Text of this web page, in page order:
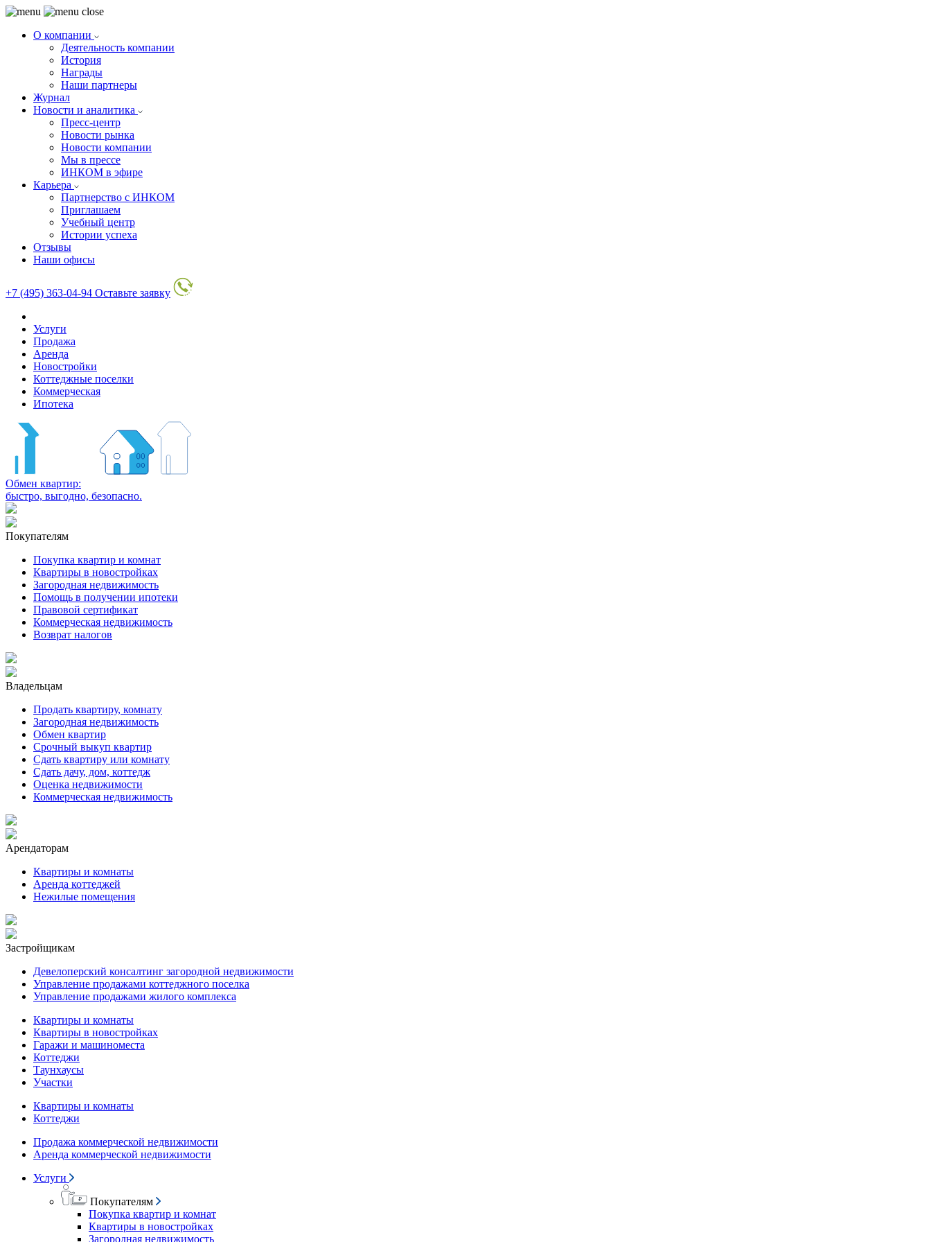
О компании
Деятельность компании
История
Награды
Наши партнеры
Журнал
Новости и аналитика
Пресс-центр
Новости рынка
Новости компании
Мы в прессе
ИНКОМ в эфире
Карьера
Партнерство с ИНКОМ
Приглашаем
Учебный центр
Истории успеха
Отзывы
Наши офисы
+7 (495) 363-04-94 Оставьте заявку
Услуги
Продажа
Аренда
Новостройки
Коттеджные поселки
Коммерческая
Ипотека
Обмен квартир:
быстро, выгодно, безопасно.
Покупателям
Покупка квартир и комнат
Квартиры в новостройках
Загородная недвижимость
Помощь в получении ипотеки
Правовой сертификат
Коммерческая недвижимость
Возврат налогов
Владельцам
Продать квартиру, комнату
Загородная недвижимость
Обмен квартир
Срочный выкуп квартир
Сдать квартиру или комнату
Сдать дачу, дом, коттедж
Оценка недвижимости
Коммерческая недвижимость
Арендаторам
Квартиры и комнаты
Аренда коттеджей
Нежилые помещения
Застройщикам
Девелоперский консалтинг загородной недвижимости
Управление продажами коттеджного поселка
Управление продажами жилого комплекса
Квартиры и комнаты
Квартиры в новостройках
Гаражи и машиноместа
Коттеджи
Таунхаусы
Участки
Квартиры и комнаты
Коттеджи
Продажа коммерческой недвижимости
Аренда коммерческой недвижимости
Услуги
Покупателям
Покупка квартир и комнат
Квартиры в новостройках
Загородная недвижимость